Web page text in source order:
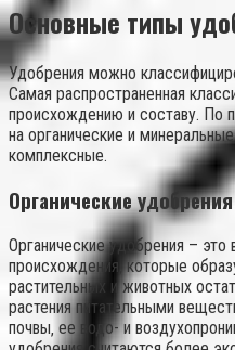
Основные типы
Удобрения можно
Самая распространенная
происхождению и составу. По
на органические и
комплексные.
Органические удобрения
Органические удобрения –
происхождения‚ которые
растительных и животных
растения питательными
почвы‚ ее водо- и